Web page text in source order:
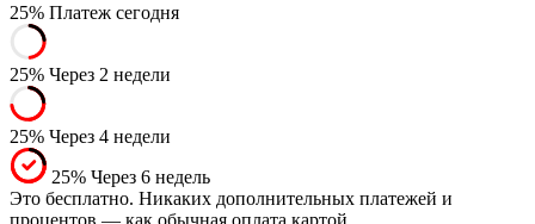
25% Платеж сегодня
25% Через 2 недели
25% Через 4 недели
25% Через 6 недель
Это бесплатно. Никаких дополнительных платежей и
процентов — как обычная оплата картой